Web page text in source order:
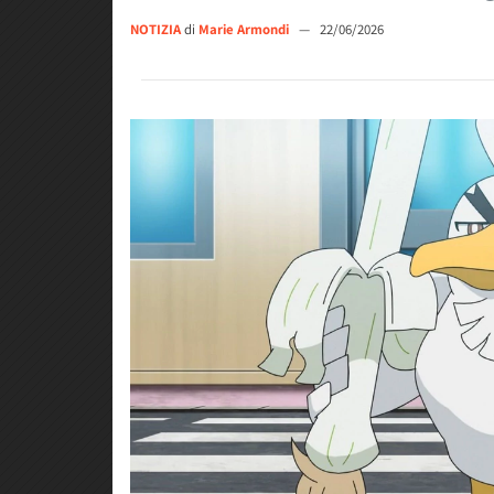
NOTIZIAdi Marie Armondi — 22/06/2026